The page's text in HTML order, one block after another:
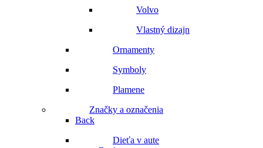
Volvo
Vlastný dizajn
Ornamenty
Symboly
Plamene
Značky a označenia
Back
Dieťa v aute